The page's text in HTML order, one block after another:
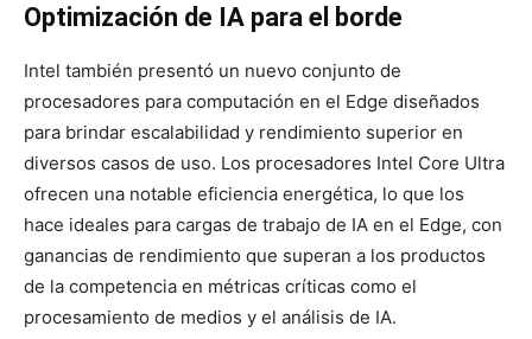
Optimización de IA para el borde
Intel también presentó un nuevo conjunto de
procesadores para computación en el Edge diseñados
para brindar escalabilidad y rendimiento superior en
diversos casos de uso. Los procesadores Intel Core Ultra
ofrecen una notable eficiencia energética, lo que los
hace ideales para cargas de trabajo de IA en el Edge, con
ganancias de rendimiento que superan a los productos
de la competencia en métricas críticas como el
procesamiento de medios y el análisis de IA.